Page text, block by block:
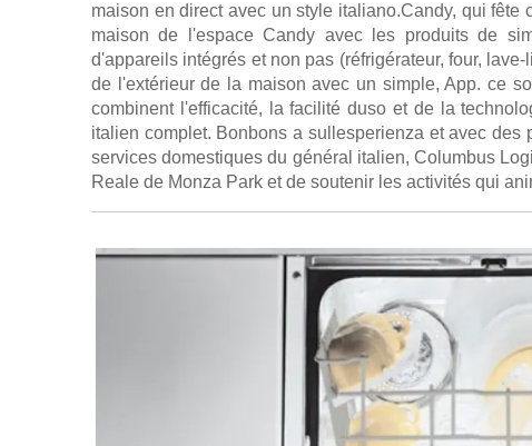
maison en direct avec un style italiano.Candy, qui
maison de l'espace Candy avec les produits de
d'appareils intégrés et non pas (réfrigérateur, four,
de l'extérieur de la maison avec un simple, App. ce
combinent l'efficacité, la facilité duso et de la
italien complet. Bonbons a sullesperienza et avec
services domestiques du général italien, Columbus
Reale de Monza Park et de soutenir les activités qui